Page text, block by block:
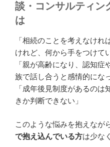
談・コンサルティン
は
「相続のことを考えなけ
けれど、何から手をつけて
「親が高齢になり、認知
族で話し合うと感情的にな
「成年後見制度があるの
きか判断できない」
このような悩みを抱えなが
で抱え込んでいる方は少な